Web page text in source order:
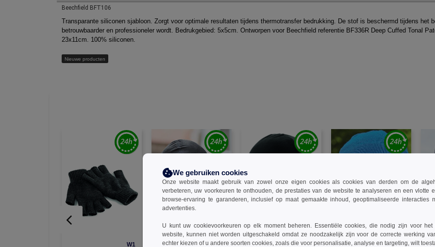
Beechfield BFT106
Transparante siliconen sjabloon. Zorgt voor optimale resultaten tijdens thermotransfer bedrukking. De stof is beschermd tijdens het
betrouwbaarder en professioneler wordt. Bedrukgebied: 5x5cm. Ontworpen voor Beechfield referentie BF336R Deep Cuffed Tonal
23x11cm. 100% siliconen.
Nieuwe producten
W1 W1 W1 W1
We gebruiken cookies
Onze website maakt gebruik van zowel onze eigen cookies als cookies van derden om de
verbeteren, uw voorkeuren te onthouden, de prestaties van de website te analyseren en een vlotte
browse-ervaring te garanderen, inclusief op maat gemaakte inhoud, geoptimaliseerde interacties
advertenties.
U kunt uw cookievoorkeuren op elk moment beheren. Essentiële cookies, die nodig zijn voor het
website, kunnen niet worden uitgeschakeld omdat ze noodzakelijk zijn voor de correcte werking
echter kiezen of u andere soorten cookies, zoals die voor personalisatie, analyse en targeting, wilt